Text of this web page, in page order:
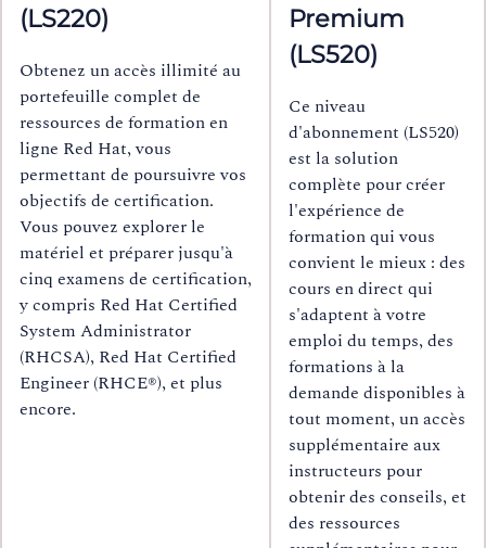
(LS220)
Obtenez un accès illimité au
portefeuille complet de
ressources de formation en
ligne Red Hat, vous
permettant de poursuivre vos
objectifs de certification.
Vous pouvez explorer le
matériel et préparer jusqu'à
cinq examens de certification,
y compris Red Hat Certified
System Administrator
(RHCSA), Red Hat Certified
Engineer (RHCE®), et plus
encore.
Premium
(LS520)
Ce niveau
d'abonnement (LS520)
est la solution
complète pour créer
l'expérience de
formation qui vous
convient le mieux : des
cours en direct qui
s'adaptent à votre
emploi du temps, des
formations à la
demande disponibles à
tout moment, un accès
supplémentaire aux
instructeurs pour
obtenir des conseils, et
des ressources